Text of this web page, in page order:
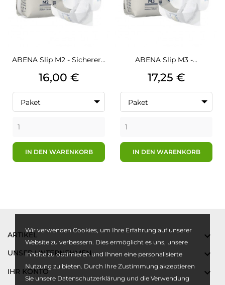
Wir verwenden Cookies, um Ihre Erfahrung auf unserer
Website zu verbessern. Dies ermöglicht es uns, unsere
Inhalte zu optimieren und Ihnen eine personalisierte
Nutzung zu bieten. Durch Ihre Zustimmung akzeptieren
Sie unsere Datenschutzerklärung und die Verwendung
ABENA Slip M2 - Sicherer...
Preis
16,00 €
Paket
IN DEN WARENKORB
ABENA Slip M3 -...
Preis
17,25 €
Paket
IN DEN WARENKORB
ARTIKEL 
UNSER UNTERNEHMEN 
IHR KONTO 